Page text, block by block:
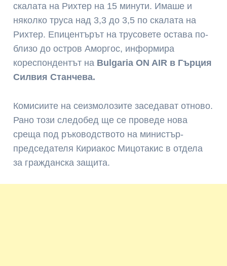
скалата на Рихтер на 15 минути. Имаше и
няколко труса над 3,3 до 3,5 по скалата на
Рихтер. Епицентърът на трусовете остава по-
близо до остров Аморгос, информира
кореспондентът на Bulgaria ON AIR в Гърция
Силвия Станчева.
Комисиите на сеизмолозите заседават отново.
Рано този следобед ще се проведе нова
среща под ръководството на министър-
председателя Кириакос Мицотакис в отдела
за гражданска защита.